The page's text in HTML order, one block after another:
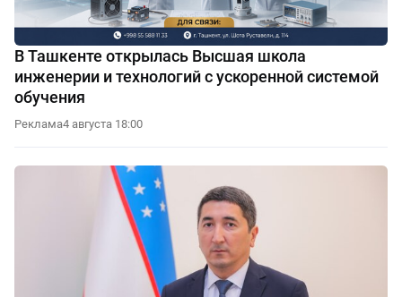
В Ташкенте открылась Высшая школа
инженерии и технологий с ускоренной системой
обучения
Реклама4 августа 18:00